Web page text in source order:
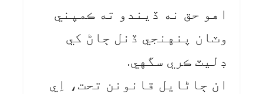
اهو حق نه ڏيندو ته ڪمپني
وٽان پنهنجي ڏنل ڄاڻ کي
ڊليٽ ڪري سگهي.
ان ڄاڻايل قانونن تحت، اِي